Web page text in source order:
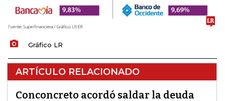
Gráfico LR
ARTÍCULO RELACIONADO
Conconcreto acordó saldar la deuda